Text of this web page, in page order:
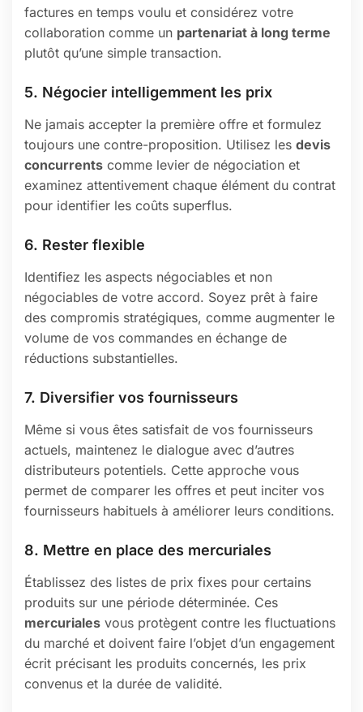
factures en temps voulu et considérez votre
collaboration comme un partenariat à long terme
plutôt qu’une simple transaction.
5. Négocier intelligemment les prix
Ne jamais accepter la première offre et formulez
toujours une contre-proposition. Utilisez les devis
concurrents comme levier de négociation et
examinez attentivement chaque élément du contrat
pour identifier les coûts superflus.
6. Rester flexible
Identifiez les aspects négociables et non
négociables de votre accord. Soyez prêt à faire
des compromis stratégiques, comme augmenter le
volume de vos commandes en échange de
réductions substantielles.
7. Diversifier vos fournisseurs
Même si vous êtes satisfait de vos fournisseurs
actuels, maintenez le dialogue avec d’autres
distributeurs potentiels. Cette approche vous
permet de comparer les offres et peut inciter vos
fournisseurs habituels à améliorer leurs conditions.
8. Mettre en place des mercuriales
Établissez des listes de prix fixes pour certains
produits sur une période déterminée. Ces
mercuriales vous protègent contre les fluctuations
du marché et doivent faire l’objet d’un engagement
écrit précisant les produits concernés, les prix
convenus et la durée de validité.